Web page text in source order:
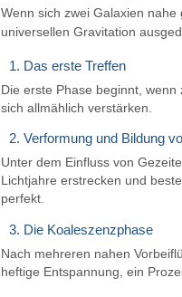
Wenn sich zwei Galaxien
universellen Gravitation
1. Das erste Treffen
Die erste Phase beginnt,
sich allmählich verstärken.
2. Verformung und Bildung
Unter dem Einfluss von
Lichtjahre erstrecken und
perfekt.
3. Die Koaleszenzphase
Nach mehreren nahen
heftige Entspannung, ein